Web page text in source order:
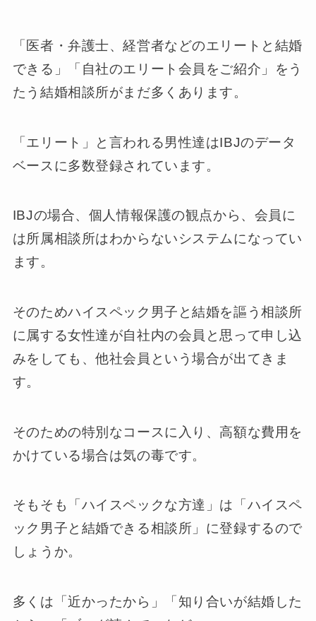
「医者・弁護士、経営者などのエリートと結婚
できる」「自社のエリート会員をご紹介」をう
たう結婚相談所がまだ多くあります。
「エリート」と言われる男性達はIBJのデータ
ベースに多数登録されています。
IBJの場合、個人情報保護の観点から、会員に
は所属相談所はわからないシステムになってい
ます。
そのためハイスペック男子と結婚を謳う相談所
に属する女性達が自社内の会員と思って申し込
みをしても、他社会員という場合が出てきま
す。
そのための特別なコースに入り、高額な費用を
かけている場合は気の毒です。
そもそも「ハイスペックな方達」は「ハイスペ
ック男子と結婚できる相談所」に登録するので
しょうか。
多くは「近かったから」「知り合いが結婚した